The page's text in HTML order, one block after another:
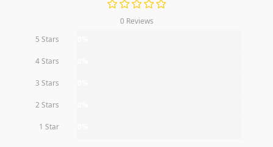
0 Reviews
5 Stars
4 Stars
3 Stars
2 Stars
1 Star